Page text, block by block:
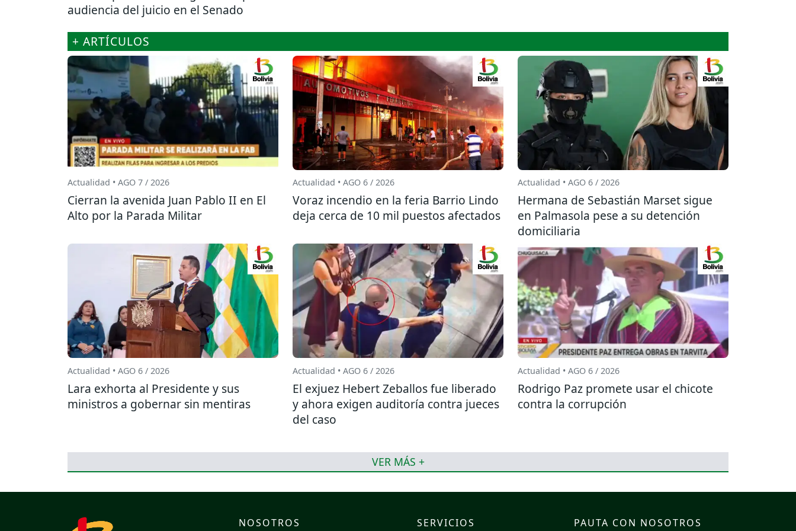
audiencia del juicio en el Senado
+ ARTÍCULOS
Actualidad • AGO 7 / 2026
Cierran la avenida Juan Pablo II en El
Alto por la Parada Militar
Actualidad • AGO 6 / 2026
Voraz incendio en la feria Barrio Lindo
deja cerca de 10 mil puestos afectados
Actualidad • AGO 6 / 2026
Hermana de Sebastián Marset sigue
en Palmasola pese a su detención
domiciliaria
Actualidad • AGO 6 / 2026
Lara exhorta al Presidente y sus
ministros a gobernar sin mentiras
Actualidad • AGO 6 / 2026
El exjuez Hebert Zeballos fue liberado
y ahora exigen auditoría contra jueces
del caso
Actualidad • AGO 6 / 2026
Rodrigo Paz promete usar el chicote
contra la corrupción
VER MÁS +
NOSOTROS SERVICIOS PAUTA CON NOSOTROS